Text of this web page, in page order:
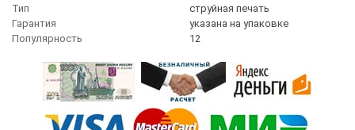
Тип
струйная печать
Гарантия
указана на упаковке
Популярность
12